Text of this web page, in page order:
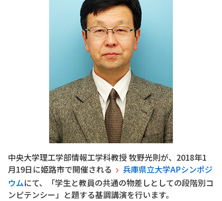
中央大学理工学部情報工学科教授 牧野光則が、2018年1
月19日に姫路市で開催される
兵庫県立大学APシンポジ
ウムにて、「学生と教員の共通の物差しとしての段階別コ
ンピテンシー」と題する基調講演を行います。